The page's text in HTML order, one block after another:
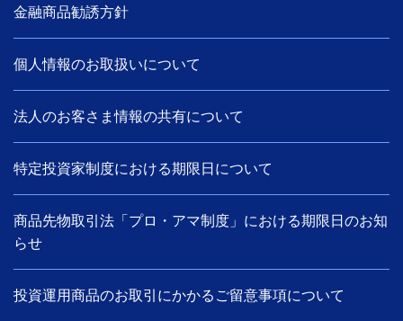
金融商品勧誘方針
個人情報のお取扱いについて
法人のお客さま情報の共有について
特定投資家制度における期限日について
商品先物取引法「プロ・アマ制度」における期限日のお知
らせ
投資運用商品のお取引にかかるご留意事項について